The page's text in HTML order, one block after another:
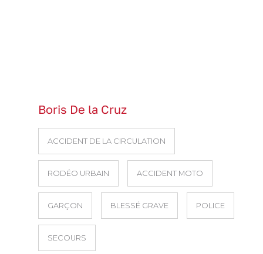
Boris De la Cruz
ACCIDENT DE LA CIRCULATION
RODÉO URBAIN ACCIDENT MOTO
GARÇON BLESSÉ GRAVE POLICE
SECOURS